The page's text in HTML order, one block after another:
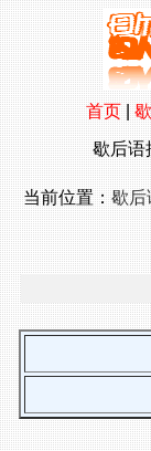
首页|
歇后
当前位置：歇后